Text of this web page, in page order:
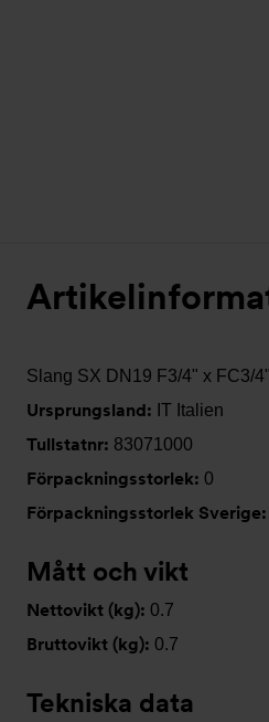
Slang SX DN19 F3/4" x FC3/
Ursprungsland: IT Italien
Tullstatnr: 83071000
Förpackningsstorlek: 0
Förpackningsstorlek Sverige:
Mått och vikt
Nettovikt (kg): 0.7
Bruttovikt (kg): 0.7
Tekniska data